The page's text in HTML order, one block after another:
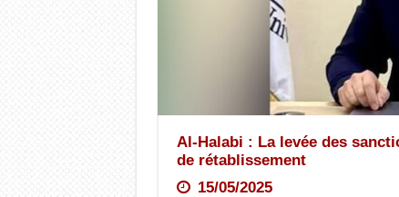
Al-Halabi : La levée des
de rétablissement
15/05/2025